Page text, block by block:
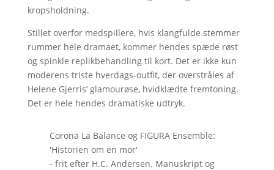
kropsholdning.
Stillet overfor medspillere, hvis klangfulde stemmer
rummer hele dramaet, kommer hendes spæde røst
og spinkle replikbehandling til kort. Det er ikke kun
moderens triste hverdags-outfit, der overstråles af
Helene Gjerris’ glamourøse, hvidklædte fremtoning.
Det er hele hendes dramatiske udtryk.
Corona La Balance og FIGURA Ensemble:
'Historien om en mor'
- frit efter H.C. Andersen. Manuskript og